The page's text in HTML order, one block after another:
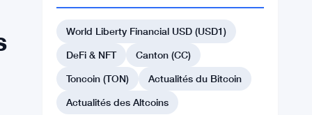
World Liberty Financial USD (USD1)
DeFi & NFT
Canton (CC)
Toncoin (TON)
Actualités du Bitcoin
Actualités des Altcoins